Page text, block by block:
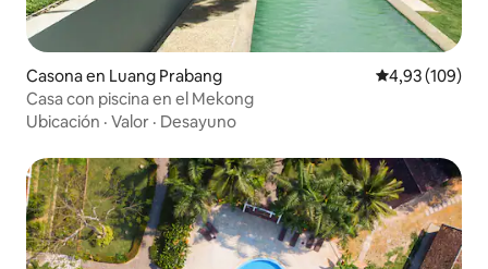
Casona en Luang Prabang Calificación
4,93 (109)
Casa con piscina en el Mekong
Ubicación · Valor · Desayuno